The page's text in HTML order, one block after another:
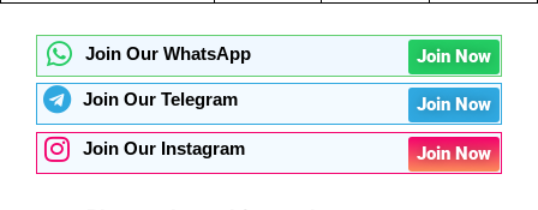
Join Our WhatsApp Join Now
Join Our Telegram Join Now
Join Our Instagram Join Now